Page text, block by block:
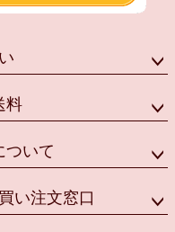
料
いて
い注文窓口